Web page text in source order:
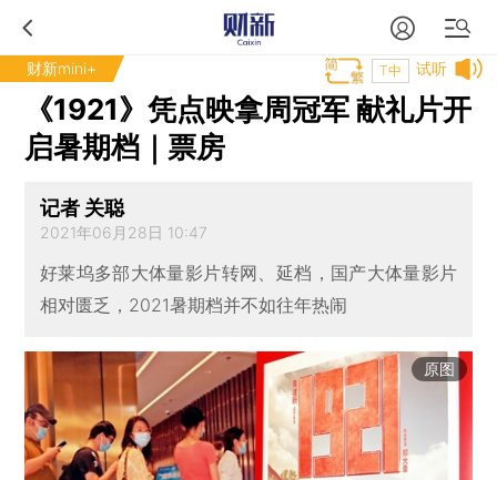
财新mini+ 试听
T中
《1921》凭点映拿周冠军 献礼片开
启暑期档｜票房
记者 关聪
2021年06月28日 10:47
好莱坞多部大体量影片转网、延档，国产大体量影片
相对匮乏，2021暑期档并不如往年热闹
原图